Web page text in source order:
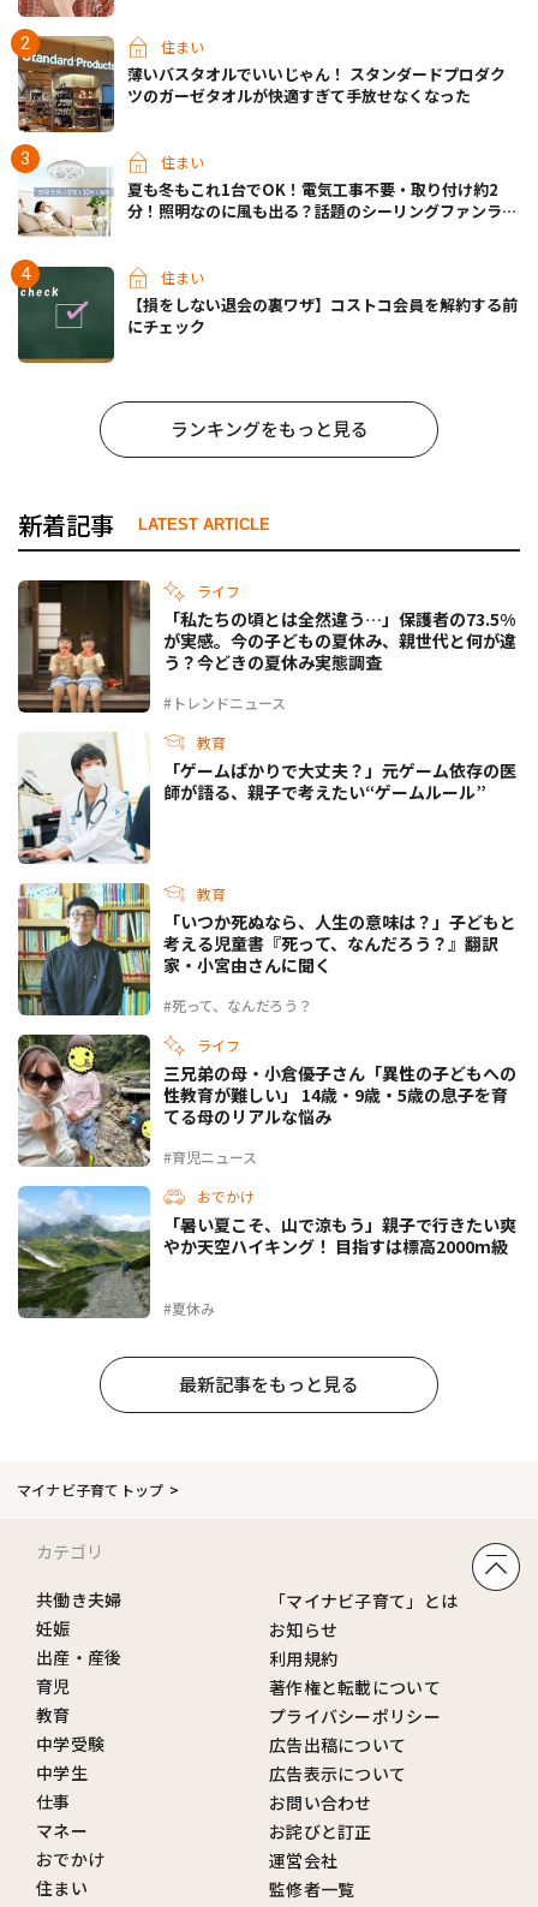
住まい
薄いバスタオルでいいじゃん！ スタンダードプロダク
ツのガーゼタオルが快適すぎて手放せなくなった
住まい
夏も冬もこれ1台でOK！電気工事不要・取り付け約2
分！照明なのに風も出る？話題のシーリングファンライ
住まい
【損をしない退会の裏ワザ】コストコ会員を解約する前
にチェック
ランキングをもっと見る
新着記事 LATEST ARTICLE
ライフ
#トレンドニュース
「私たちの頃とは全然違う…」保護者の73.5%
が実感。今の子どもの夏休み、親世代と何が違
う？今どきの夏休み実態調査
教育
「ゲームばかりで大丈夫？」元ゲーム依存の医
師が語る、親子で考えたい“ゲームルール”
教育
#死って、なんだろう？
「いつか死ぬなら、人生の意味は？」子どもと
考える児童書『死って、なんだろう？』翻訳
家・小宮由さんに聞く
ライフ
#育児ニュース
三兄弟の母・小倉優子さん「異性の子どもへの
性教育が難しい」 14歳・9歳・5歳の息子を育
てる母のリアルな悩み
おでかけ
#夏休み
「暑い夏こそ、山で涼もう」親子で行きたい爽
やか天空ハイキング！ 目指すは標高2000m級
最新記事をもっと見る
マイナビ子育てトップ
カテゴリ
共働き夫婦
妊娠
出産・産後
育児
教育
中学受験
中学生
仕事
マネー
おでかけ
住まい
「マイナビ子育て」とは
お知らせ
利用規約
著作権と転載について
プライバシーポリシー
広告出稿について
広告表示について
お問い合わせ
お詫びと訂正
運営会社
監修者一覧